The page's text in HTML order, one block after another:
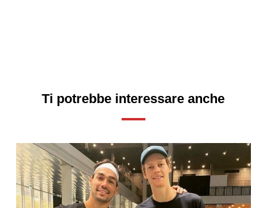
Ti potrebbe interessare anche